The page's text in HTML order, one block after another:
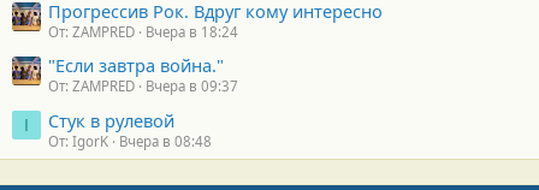
Прогрессив Рок. Вдруг кому интересно
От: ZAMPRED Вчера в 18:24
"Если завтра война."
От: ZAMPRED Вчера в 09:37
I Стук в рулевой
От: IgorK Вчера в 08:48